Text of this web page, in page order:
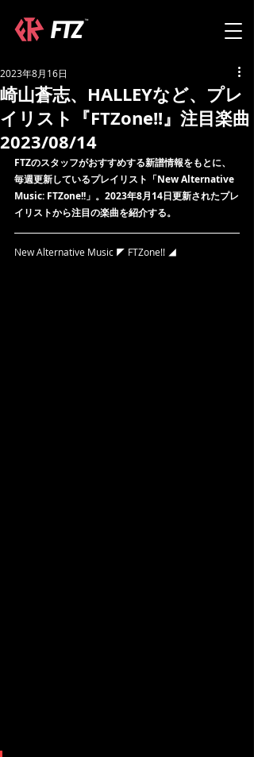
崎山蒼志、HALLEYなど、プレ
イリスト『FTZone!!』注目楽曲
2023/08/14
2023年8月16日
FTZのスタッフがおすすめする新譜情報をもとに、
毎週更新しているプレイリスト「New Alternative
Music: FTZone!!」。2023年8月14日更新されたプレ
イリストから注目の楽曲を紹介する。
New Alternative Music ◤ FTZone!! ◢